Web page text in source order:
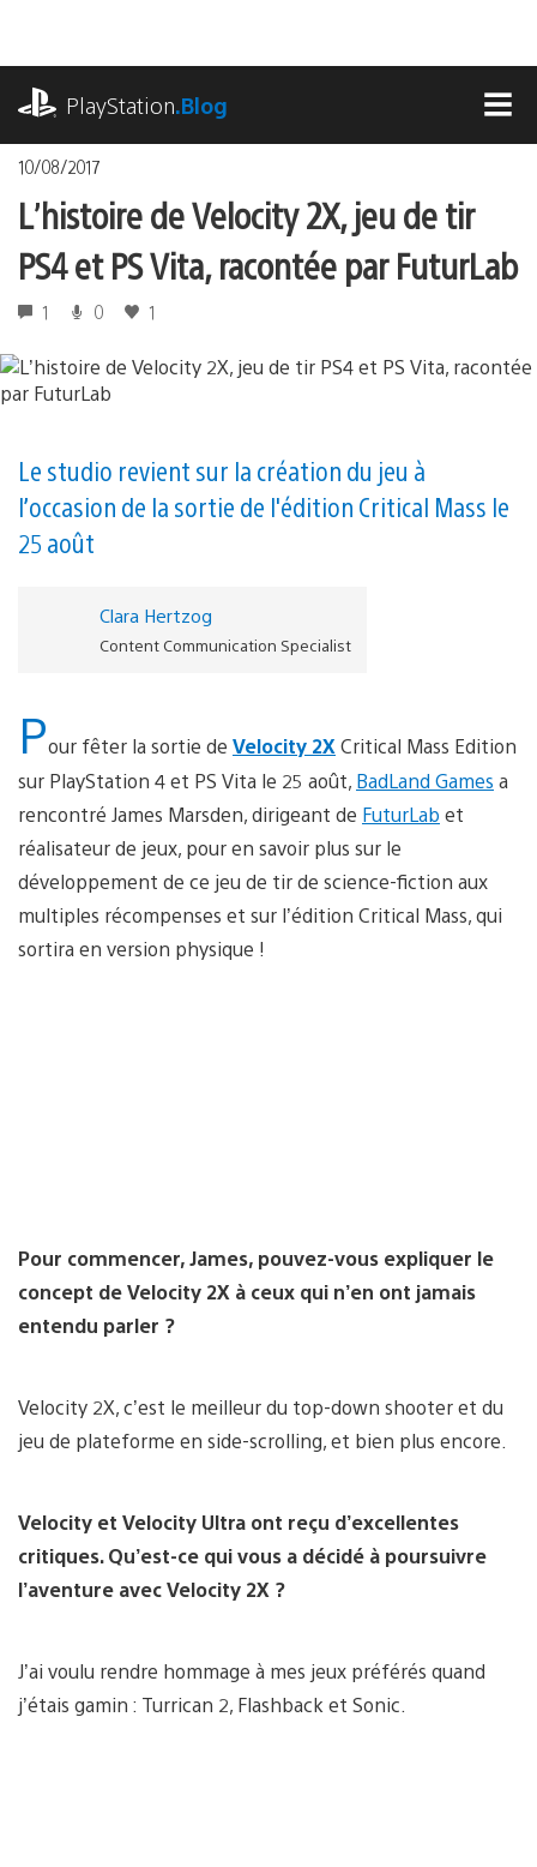
contenu
PlayStation.Blog
10/08/2017
L’histoire de Velocity 2X, jeu de tir
PS4 et PS Vita, racontée par FuturLab
1 0 1
Le studio revient sur la création du jeu à
l’occasion de la sortie de l'édition Critical Mass le
25 août
Clara Hertzog
Content Communication Specialist
Pour fêter la sortie de Velocity 2X Critical Mass Edition
sur PlayStation 4 et PS Vita le 25 août, BadLand Games a
rencontré James Marsden, dirigeant de FuturLab et
réalisateur de jeux, pour en savoir plus sur le
développement de ce jeu de tir de science-fiction aux
multiples récompenses et sur l’édition Critical Mass, qui
sortira en version physique !
Pour commencer, James, pouvez-vous expliquer le
concept de Velocity 2X à ceux qui n’en ont jamais
entendu parler ?
Velocity 2X, c’est le meilleur du top-down shooter et du
jeu de plateforme en side-scrolling, et bien plus encore.
Velocity et Velocity Ultra ont reçu d’excellentes
critiques. Qu’est-ce qui vous a décidé à poursuivre
l’aventure avec Velocity 2X ?
J’ai voulu rendre hommage à mes jeux préférés quand
j’étais gamin : Turrican 2, Flashback et Sonic.